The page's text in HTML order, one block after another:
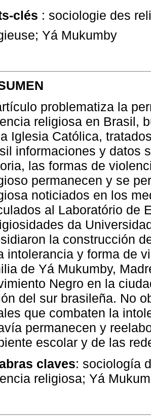
clés : sociologie des
Yá Mukumby
problematiza la
religiosa en Brasil,
Iglesia Católica,
informaciones y datos
las formas de
permanecen y se
noticiados en los
al Laboratório de
da
la construcción
intolerancia y forma de
de Yá Mukumby,
Negro en la
del sur brasileña. No
que combaten la
permanecen y
escolar y de las
claves: sociología
religiosa; Yá